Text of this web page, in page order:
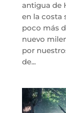
antigua de
en la costa
poco más
nuevo
por
de...